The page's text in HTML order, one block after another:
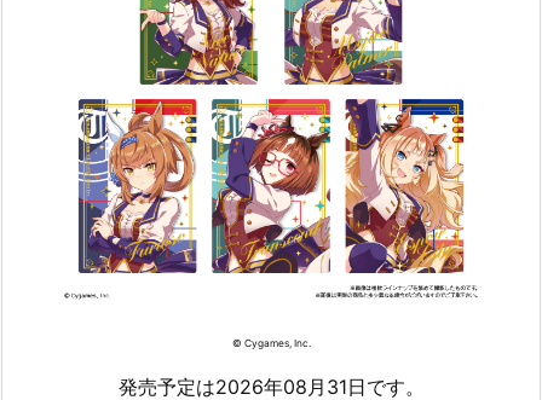
© Cygames, Inc.
発売予定は2026年08月31日です。